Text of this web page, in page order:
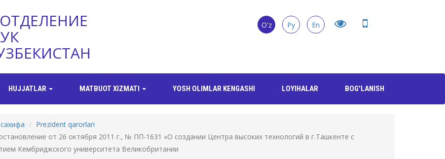
O'z Ру En
HUJJATLAR MATBUOT XIZMATI YOSH OLIMLAR KENGASHI LOYIHALAR BOG'LANISH
Prezident qarorlari
от 26 октября 2011 г., № ПП-1631 «О создании Центра высоких технологий в г.Ташкенте с
Кембриджского университета Великобритании